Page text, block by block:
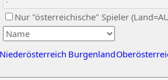
Nur "österreichische" Spieler
Niederösterreich Burgenland